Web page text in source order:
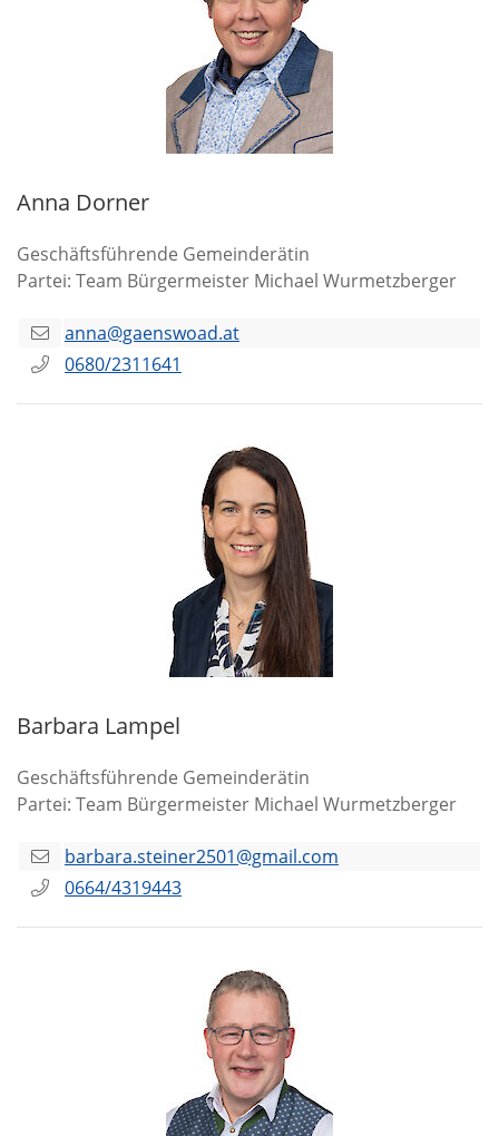
Anna Dorner
Geschäftsführende Gemeinderätin
Partei: Team Bürgermeister Michael Wurmetzberger
anna@gaenswoad.at
0680/2311641
Barbara Lampel
Geschäftsführende Gemeinderätin
Partei: Team Bürgermeister Michael Wurmetzberger
barbara.steiner2501@gmail.com
0664/4319443